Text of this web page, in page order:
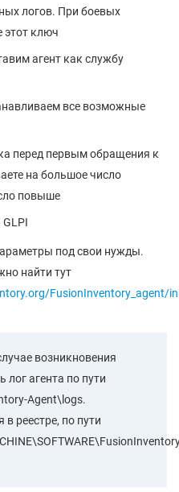
логов. При боевых
этот ключ
агент как службу
все возможные
перед первым обращения к
на большое число
повыше
GLPI
под свои нужды.
найти тут
FusionInventory_agent/
возникновения
агента по пути
Agent\logs.
реестре, по пути